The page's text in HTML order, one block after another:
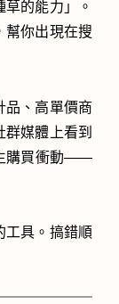
的能力」。
幫你出現在搜
品、高單價商
媒體上看到
購買衝動——
工具。搞錯順